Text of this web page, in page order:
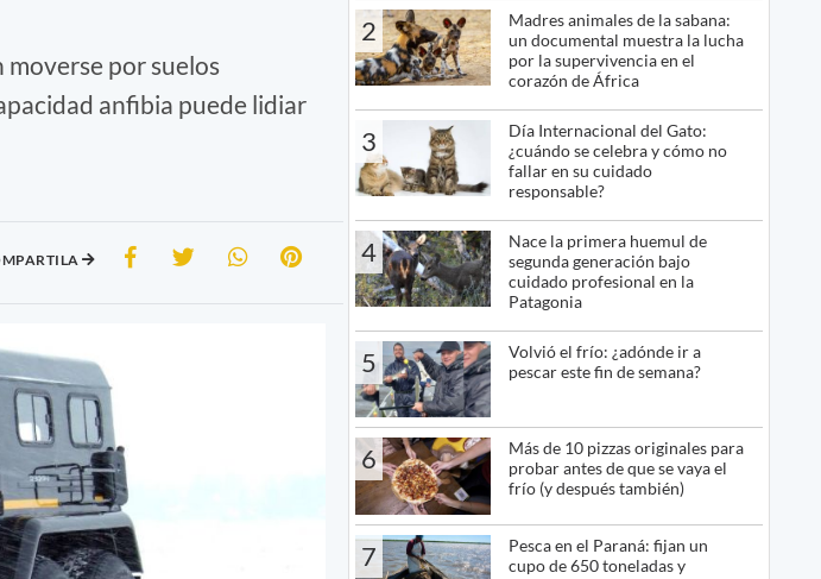
moverse por suelos
anfibia puede lidiar
2
Madres animales de la sabana:
un documental muestra la lucha
por la supervivencia en el
corazón de África
3
Día Internacional del Gato:
¿cuándo se celebra y cómo no
fallar en su cuidado
responsable?
4
Nace la primera huemul de
segunda generación bajo
cuidado profesional en la
Patagonia
5
Volvió el frío: ¿adónde ir a
pescar este fin de semana?
6
Más de 10 pizzas originales para
probar antes de que se vaya el
frío (y después también)
7
Pesca en el Paraná: fijan un
cupo de 650 toneladas y